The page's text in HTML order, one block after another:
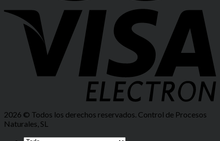
2026 © Todos los derechos reservados. Control de Procesos
Naturales, SL